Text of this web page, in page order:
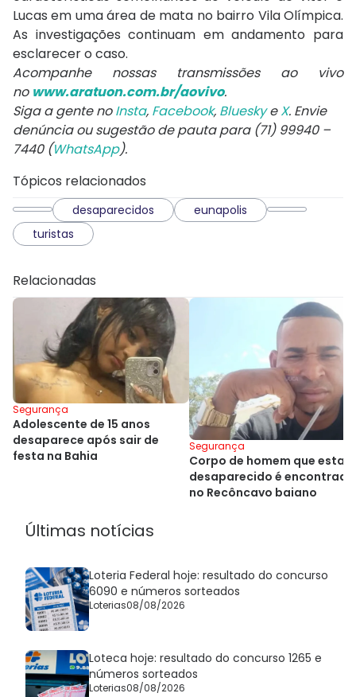
Lucas em uma área de mata no bairro Vila Olímpica.
As investigações continuam em andamento para
esclarecer o caso.
Acompanhe nossas transmissões ao vivo
no www.aratuon.com.br/aovivo.
Siga a gente noInsta, Facebook, BlueskyeX. Envie
denúncia ou sugestão de pauta para (71) 99940 –
7440 (WhatsApp).
Tópicos relacionados
desaparecidos
eunapolis
turistas
Relacionadas
Segurança
Adolescente de 15 anos
desaparece após sair de
festa na Bahia
Segurança
Corpo de homem que
desaparecido é encontrado
no Recôncavo baiano
Últimas notícias
Loteria Federal hoje: resultado do concurso
6090 e números sorteados
Loterias08/08/2026
Loteca hoje: resultado do concurso 1265 e
números sorteados
Loterias08/08/2026